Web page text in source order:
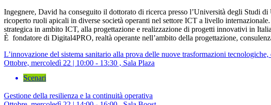
Ingegnere, David ha conseguito il dottorato di ricerca presso l’Università degli Studi
ricoperto ruoli apicali in diverse società operanti nel settore ICT a livello
strategica in ambito ICT, alla progettazione e realizzazione di progetti innovativi in
È fondatore di Digital4PRO, realtà operante nell’ambito della progettazione,
L’innovazione del sistema sanitario alla prova delle nuove trasformazioni
Ottobre, mercoledì 22 | 10:00 - 13:30 , Sala Plaza
Scenari
Gestione della resilienza e la continuità operativa